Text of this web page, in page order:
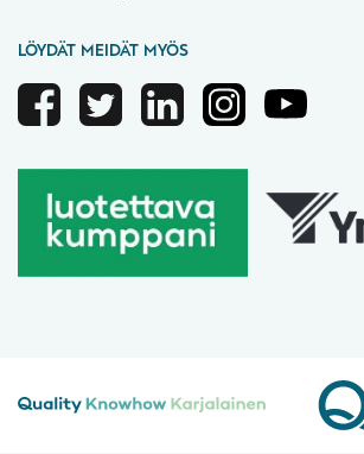
LÖYDÄT MEIDÄT MYÖS
FacebookTwitterLinkedinInstagramYoutube